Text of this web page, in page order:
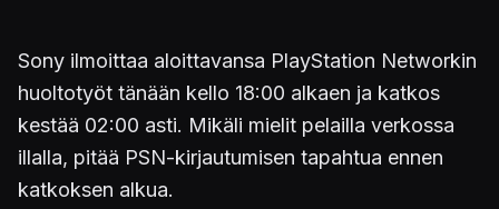
Sony ilmoittaa aloittavansa PlayStation Networkin
huoltotyöt tänään kello 18:00 alkaen ja katkos
kestää 02:00 asti. Mikäli mielit pelailla verkossa
illalla, pitää PSN-kirjautumisen tapahtua ennen
katkoksen alkua.